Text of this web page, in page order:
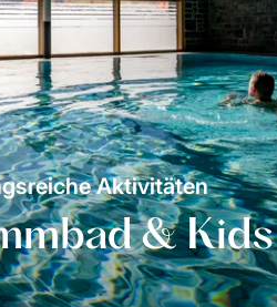
& Kids
Aktivitäten